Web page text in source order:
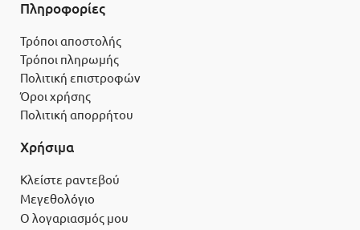
Πληροφορίες
Τρόποι αποστολής
Τρόποι πληρωμής
Πολιτική επιστροφών
Όροι χρήσης
Πολιτική απορρήτου
Χρήσιμα
Κλείστε ραντεβού
Μεγεθολόγιο
Ο λογαριασμός μου